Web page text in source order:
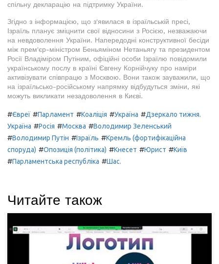
спільну декларацію на підтримку України.
Згідно з інформацією, що з'явилася в ізраїльській пресі,
Ізраїль планує зміцнити свої відносини з Росією, незважаючи
на невдоволення України. Напередодні конструктивної бесіди
між прем'єр-міністром Беньяміном Нетаньягу та президентом
Росії Владіміром Путіним, офіційні особи Ізраїлю повідомили
українському послу в країні Євгену Корнійчуку про наміри
активізувати співпрацю з Москвою. Вони також зауважили, що
на ізраїльсько-російському напрямку відбудуться зміни, які
можуть викликати незадоволення в Києві.
#Євреї #Парламент #Коаліція #Україна #Дзеркало тижня.
Україна #Росія #Москва #Володимир Зеленський
#Володимир Путін #Ізраїль #Кремль (фортифікаційна
споруда) #Опозиція (політика) #Кнесет #Юрист #Київ
#Парламентська республіка #Шас.
Читайте також